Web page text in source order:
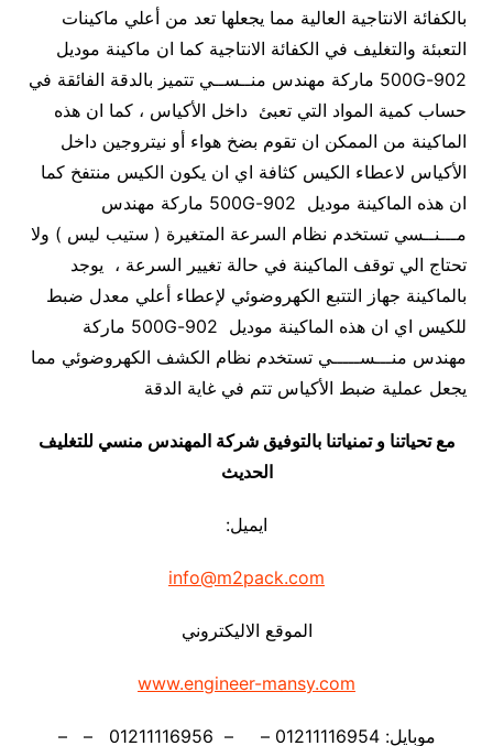
بالكفائة الانتاجية العالية مما يجعلها تعد من أعلي ماكينات
التعبئة والتغليف في الكفائة الانتاجية كما ان ماكينة موديل
902-500G ماركة مهندس منــســي تتميز بالدقة الفائقة في
حساب كمية المواد التي تعبئ داخل الأكياس ، كما ان هذه
الماكينة من الممكن ان تقوم بضخ هواء أو نيتروجين داخل
الأكياس لاعطاء الكيس كثافة اي ان يكون الكيس منتفخ كما
ان هذه الماكينة موديل 902-500G ماركة مهندس
مـــنــسي تستخدم نظام السرعة المتغيرة ( ستيب ليس ) ولا
تحتاج الي توقف الماكينة في حالة تغيير السرعة ، يوجد
بالماكينة جهاز التتبع الكهروضوئي لإعطاء أعلي معدل ضبط
للكيس اي ان هذه الماكينة موديل 902-500G ماركة
مهندس منـــســـــي تستخدم نظام الكشف الكهروضوئي مما
يجعل عملية ضبط الأكياس تتم في غاية الدقة
مع تحياتنا و تمنياتنا بالتوفيق شركة المهندس منسي للتغليف
الحديث
ايميل:
info@m2pack.com
الموقع الاليكتروني
www.engineer-mansy.com
موبايل: 01211116954 – – 01211116956 – –